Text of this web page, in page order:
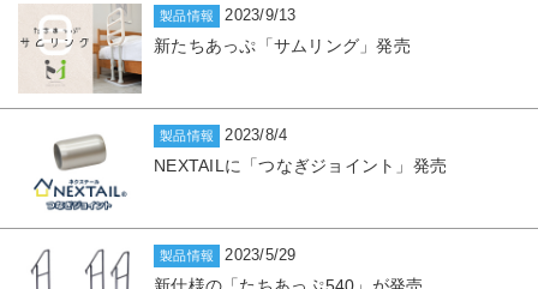
製品情報 2023/9/13
新たちあっぷ「サムリング」発売
製品情報 2023/8/4
NEXTAILに「つなぎジョイント」発売
製品情報 2023/5/29